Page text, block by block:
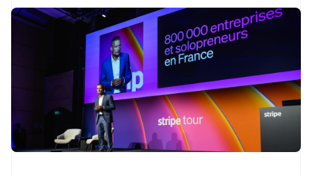
ชำระเงิน
Link
การชำระเงินที่
อัตโนมัติ
สำหรับการ
ทำบัญชี
Stripe
Sigma
รายงานที่
ออกแบบเอง
Data
Pipeline
การซิงค์
ข้อมูล
ตามอุตสาหกรรม
บริษัท AI
แวดวงครีเอเตอร์
เกม
การบริการ การเดินทาง
และสันทนาการ
ประกันภัย
สื่อและความบันเทิง
องค์กรไม่แสวงผลกำไร
บริการเฉพาะทาง
แหล่งข้อมูล
การเชื่อมต่อการทำงาน
แอป
ตัวอย่างโค้ด
บล็อกของนักพัฒนา
สถานะ API
ห้องข่าว
Stripe Press
การติดต่อ
ติดต่อฝ่ายขาย
สมัครเป็นพาร์ทเนอร์